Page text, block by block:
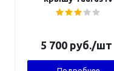
5 700 руб./шт